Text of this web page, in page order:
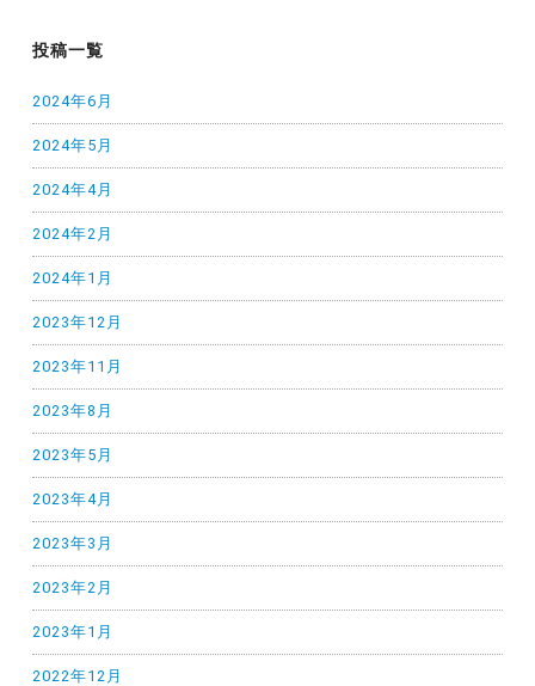
投稿一覧
2024年6月
2024年5月
2024年4月
2024年2月
2024年1月
2023年12月
2023年11月
2023年8月
2023年5月
2023年4月
2023年3月
2023年2月
2023年1月
2022年12月